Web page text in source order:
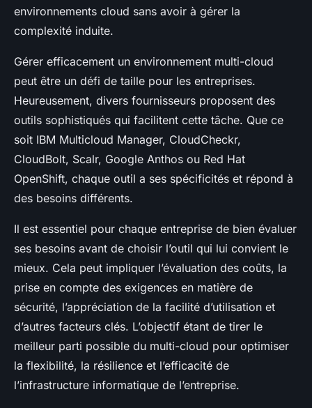
environnements cloud sans avoir à gérer la
complexité induite.
Gérer efficacement un environnement multi-cloud
peut être un défi de taille pour les entreprises.
Heureusement, divers fournisseurs proposent des
outils sophistiqués qui facilitent cette tâche. Que ce
soit IBM Multicloud Manager, CloudCheckr,
CloudBolt, Scalr, Google Anthos ou Red Hat
OpenShift, chaque outil a ses spécificités et répond à
des besoins différents.
Il est essentiel pour chaque entreprise de bien évaluer
ses besoins avant de choisir l’outil qui lui convient le
mieux. Cela peut impliquer l’évaluation des coûts, la
prise en compte des exigences en matière de
sécurité, l’appréciation de la facilité d’utilisation et
d’autres facteurs clés. L’objectif étant de tirer le
meilleur parti possible du multi-cloud pour optimiser
la flexibilité, la résilience et l’efficacité de
l’infrastructure informatique de l’entreprise.